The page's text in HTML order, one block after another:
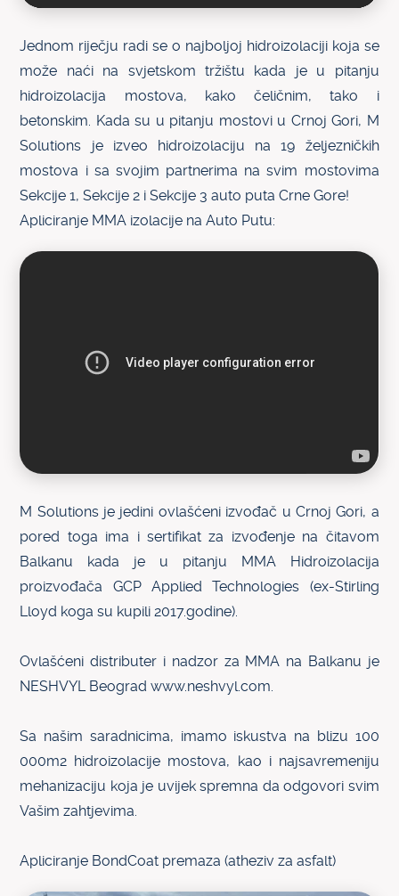
Jednom riječju radi se o najboljoj hidroizolaciji koja se
može naći na svjetskom tržištu kada je u pitanju
hidroizolacija mostova, kako čeličnim, tako i
betonskim. Kada su u pitanju mostovi u Crnoj Gori, M
Solutions je izveo hidroizolaciju na 19 željezničkih
mostova i sa svojim partnerima na svim mostovima
Sekcije 1, Sekcije 2 i Sekcije 3 auto puta Crne Gore!
Apliciranje MMA izolacije na Auto Putu:
M Solutions je jedini ovlašćeni izvođač u Crnoj Gori, a
pored toga ima i sertifikat za izvođenje na čitavom
Balkanu kada je u pitanju MMA Hidroizolacija
proizvođača GCP Applied Technologies (ex-Stirling
Lloyd koga su kupili 2017.godine).
Ovlašćeni distributer i nadzor za MMA na Balkanu je
NESHVYL Beogradwww.neshvyl.com.
Sa našim saradnicima, imamo iskustva na blizu 100
000m2 hidroizolacije mostova, kao i najsavremeniju
mehanizaciju koja je uvijek spremna da odgovori svim
Vašim zahtjevima.
Apliciranje BondCoat premaza (atheziv za asfalt)